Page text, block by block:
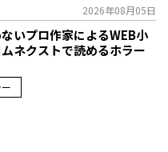
2026年08月05日
ないプロ作家によるWEB小
ムネクストで読めるホラー